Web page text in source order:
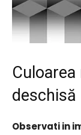
deschisă
Observati in